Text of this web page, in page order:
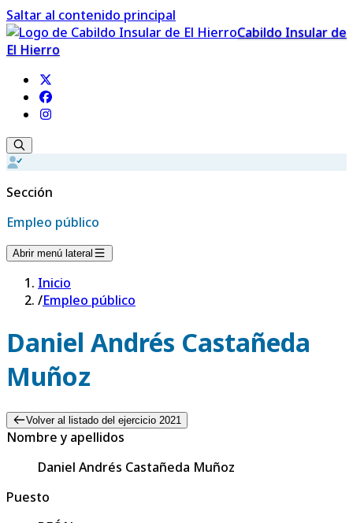
Saltar al contenido principal
Cabildo Insular de
El Hierro
Sección
Empleo público
Abrir menú lateral
Inicio
/Empleo público
Daniel Andrés Castañeda
Muñoz
Volver al listado del ejercicio 2021
Nombre y apellidos
Daniel Andrés Castañeda Muñoz
Puesto